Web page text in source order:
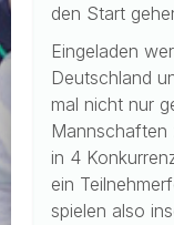
den Start
Eingeladen
Deutschland
mal nicht nur
Mannschaften
in 4
ein
spielen also